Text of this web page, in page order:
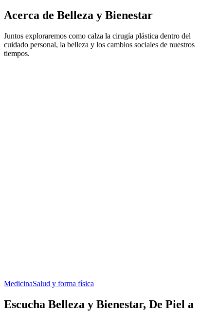
Acerca de Belleza y Bienestar
Juntos exploraremos como calza la cirugía plástica dentro del
cuidado personal, la belleza y los cambios sociales de nuestros
tiempos.
MedicinaSalud y forma física
Escucha Belleza y Bienestar, De Piel a